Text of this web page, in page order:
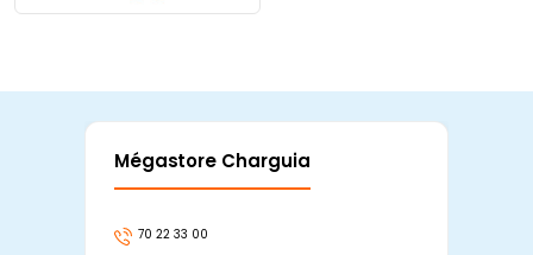
Mégastore Charguia
70 22 33 00